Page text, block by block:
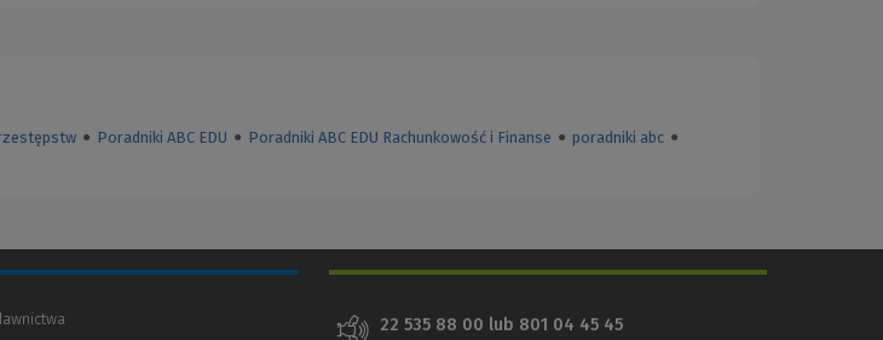
● Poradniki ABC EDU ● Poradniki ABC EDU Rachunkowość i Finanse ● poradniki abc ●
22 535 88 00 lub 801 04 45 45